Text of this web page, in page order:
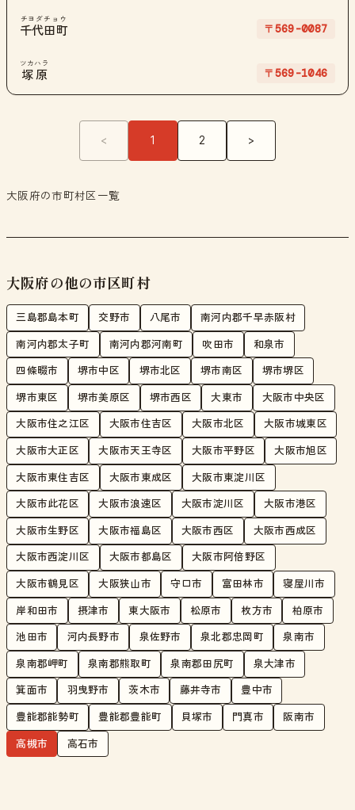
千代田町
チヨダチョウ
〒569-0087
塚原
ツカハラ
〒569-1046
< 1 2 >
大阪府の市町村区一覧
大阪府の他の市区町村
三島郡島本町 交野市 八尾市 南河内郡千早赤阪村
南河内郡太子町 南河内郡河南町 吹田市 和泉市
四條畷市 堺市中区 堺市北区 堺市南区 堺市堺区
堺市東区 堺市美原区 堺市西区 大東市 大阪市中央区
大阪市住之江区 大阪市住吉区 大阪市北区 大阪市城東区
大阪市大正区 大阪市天王寺区 大阪市平野区 大阪市旭区
大阪市東住吉区 大阪市東成区 大阪市東淀川区
大阪市此花区 大阪市浪速区 大阪市淀川区 大阪市港区
大阪市生野区 大阪市福島区 大阪市西区 大阪市西成区
大阪市西淀川区 大阪市都島区 大阪市阿倍野区
大阪市鶴見区 大阪狭山市 守口市 富田林市 寝屋川市
岸和田市 摂津市 東大阪市 松原市 枚方市 柏原市
池田市 河内長野市 泉佐野市 泉北郡忠岡町 泉南市
泉南郡岬町 泉南郡熊取町 泉南郡田尻町 泉大津市
箕面市 羽曳野市 茨木市 藤井寺市 豊中市
豊能郡能勢町 豊能郡豊能町 貝塚市 門真市 阪南市
高槻市 高石市